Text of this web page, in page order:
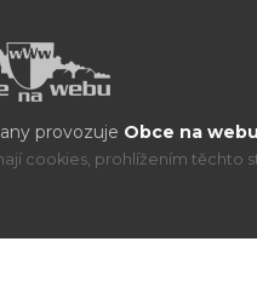
provozuje Obce na
cookies, prohlížením těchto